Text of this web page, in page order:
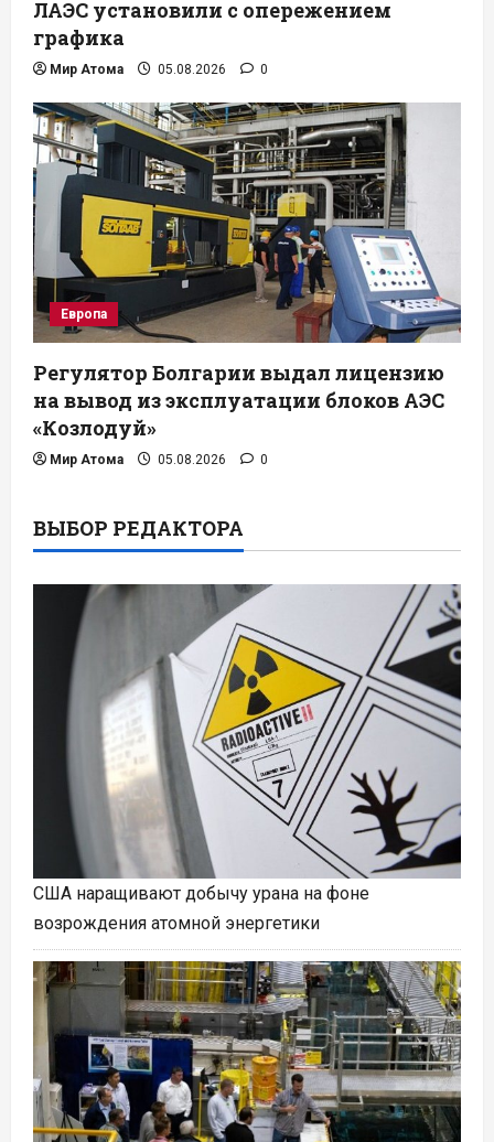
ЛАЭС установили с опережением
графика
Мир Атома 05.08.2026 0
Европа
Регулятор Болгарии выдал лицензию
на вывод из эксплуатации блоков АЭС
«Козлодуй»
Мир Атома 05.08.2026 0
ВЫБОР РЕДАКТОРА
США наращивают добычу урана на фоне
возрождения атомной энергетики